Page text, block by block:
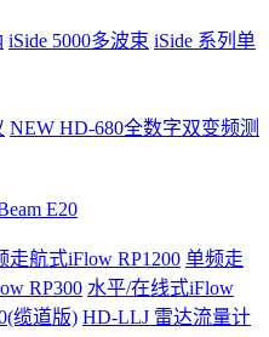
iSide 5000多波束 iSide 系列单
NEW HD-680全数字双变频测
E20
走航式iFlow RP1200 单频走
RP300 水平/在线式iFlow
缆道版) HD-LLJ 雷达流量计